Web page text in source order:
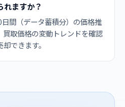
れますか？
間（データ蓄積分）の価格推
取価格の変動トレンドを確認
できます。